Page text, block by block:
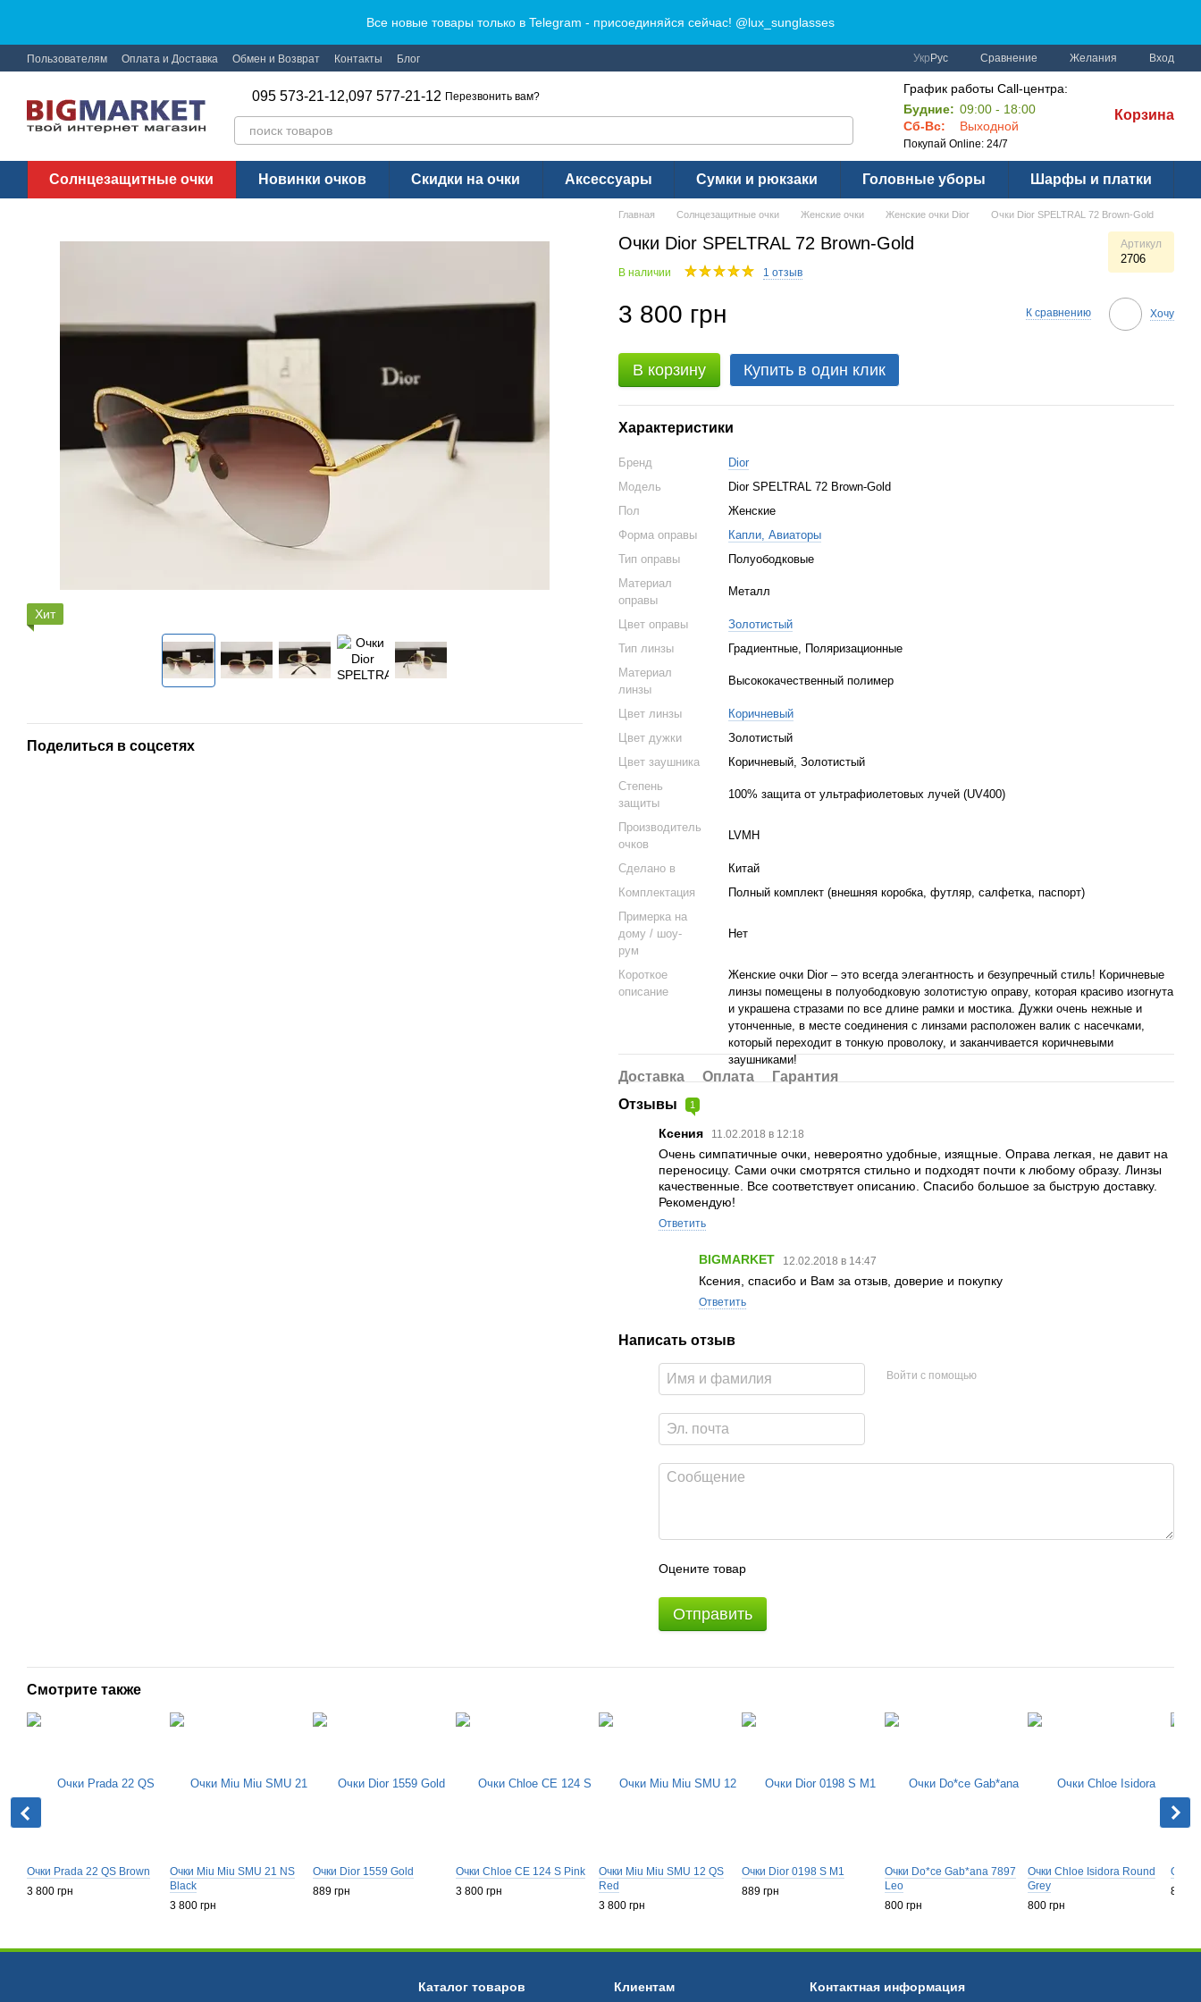
Все новые товары только в Telegram - присоединяйся сейчас! @lux_sunglasses
Пользователям Оплата и Доставка Обмен и Возврат Контакты Блог Укр Рус Сравнение Желания Вход
095 573-21-12,097 577-21-12 Перезвонить вам?
График работы Call-центра:
Будние: 09:00 - 18:00
Сб-Вс:
Выходной
Покупай Online: 24/7
Корзина
Солнцезащитные очки Новинки очков Скидки на очки Аксессуары Сумки и рюкзаки Головные уборы Шарфы и платки
Хит
Поделиться в соцсетях
Главная Солнцезащитные очки Женские очки Женские очки Dior Очки Dior SPELTRAL 72 Brown-Gold
Очки Dior SPELTRAL 72 Brown-Gold Артикул
2706
В наличии 1 отзыв
3 800 грн К сравнению Хочу
В корзину Купить в один клик
Характеристики
Бренд
Dior
Модель
Dior SPELTRAL 72 Brown-Gold
Пол
Женские
Форма оправы
Капли, Авиаторы
Тип оправы
Полуободковые
Материал
оправы
Металл
Цвет оправы
Золотистый
Тип линзы
Градиентные, Поляризационные
Материал
линзы
Высококачественный полимер
Цвет линзы
Коричневый
Цвет дужки
Золотистый
Цвет заушника
Коричневый, Золотистый
Степень
защиты
100% защита от ультрафиолетовых лучей (UV400)
Производитель
очков
LVMH
Cделано в
Китай
Комплектация
Полный комплект (внешняя коробка, футляр, салфетка, паспорт)
Примерка на
дому / шоу-
рум
Нет
Короткое
описание
Женские очки Dior – это всегда элегантность и безупречный стиль! Коричневые
линзы помещены в полуободковую золотистую оправу, которая красиво изогнута
и украшена стразами по все длине рамки и мостика. Дужки очень нежные и
утонченные, в месте соединения с линзами расположен валик с насечками,
который переходит в тонкую проволоку, и заканчивается коричневыми
заушниками!
Доставка Оплата
Гарантия
Отзывы
1
Ксения 11.02.2018 в 12:18
Очень симпатичные очки, невероятно удобные, изящные. Оправа легкая, не давит на
переносицу. Сами очки смотрятся стильно и подходят почти к любому образу. Линзы
качественные. Все соответствует описанию. Спасибо большое за быструю доставку.
Рекомендую!
Ответить
BIGMARKET 12.02.2018 в 14:47
Ксения, спасибо и Вам за отзыв, доверие и покупку
Ответить
Написать отзыв
Войти с помощью
Оцените товар
Отправить
Смотрите также
Очки Prada 22 QS Brown
3 800 грн
Очки Miu Miu SMU 21 NS
Black
3 800 грн
Очки Dior 1559 Gold
889 грн
Очки Chloe CE 124 S Pink
3 800 грн
Очки Miu Miu SMU 12 QS
Red
3 800 грн
Очки Dior 0198 S M1
889 грн
Очки Do*ce Gab*ana 7897
Leo
800 грн
Очки Chloe Isidora Round
Grey
800 грн
Очки
889
Каталог товаров Клиентам Контактная информация